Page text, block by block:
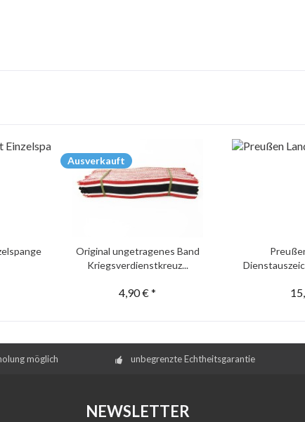
Ausverkauft
Original ungetragenes Band
Kriegsverdienstkreuz...
4,90 € *
möglich unbegrenzte Echtheitsgarantie
NEWSLETTER